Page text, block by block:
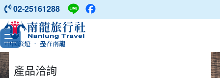
中國旅遊 ‧ 盡在南龍
02-25161288
產品洽詢